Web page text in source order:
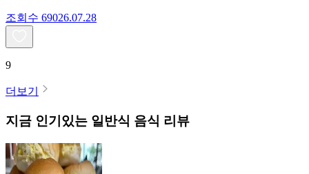
조회수 69026.07.28
9
더보기
지금 인기있는 일반식 음식 리뷰